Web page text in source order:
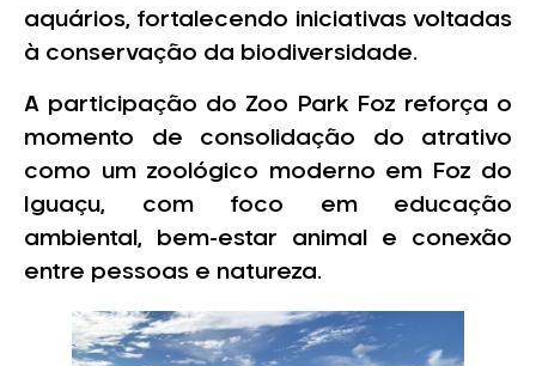
aquários, fortalecendo iniciativas voltadas
à conservação da biodiversidade.
A participação do Zoo Park Foz reforça o
momento de consolidação do atrativo
como um zoológico moderno em Foz do
Iguaçu, com foco em educação
ambiental, bem-estar animal e conexão
entre pessoas e natureza.